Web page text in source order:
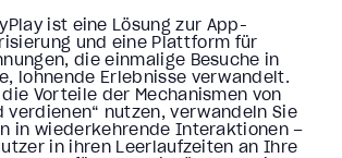
ist eine Lösung zur App-
und eine Plattform für
die einmalige Besuche in
lohnende Erlebnisse verwandelt.
Vorteile der Mechanismen von
verdienen“ nutzen, verwandeln Sie
in wiederkehrende Interaktionen –
in ihren Leerlaufzeiten an Ihre